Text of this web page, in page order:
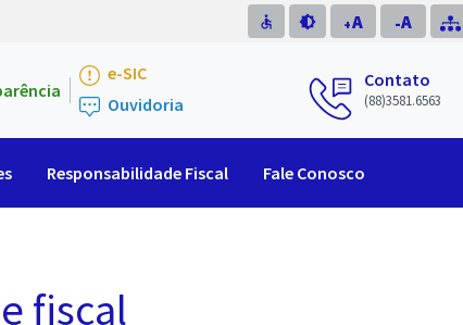
accessible brightness_medium A
+ A
-
e-SIC
Ouvidoria
Contato
(88)3581.6563
Responsabilidade Fiscal Fale Conosco
fiscal